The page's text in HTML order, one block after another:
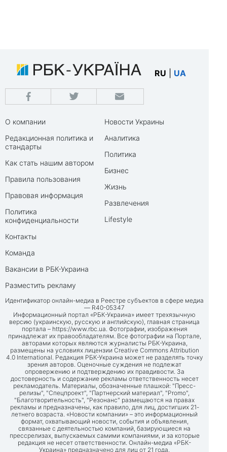
RU UA
О компании
Редакционная политика и
стандарты
Как стать нашим автором
Правила пользования
Правовая информация
Политика
конфиденциальности
Контакты
Команда
Вакансии в РБК-Украина
Разместить рекламу
Новости Украины
Аналитика
Политика
Бизнес
Жизнь
Развлечения
Lifestyle
Идентификатор онлайн-медиа в Реестре субъектов в сфере медиа
— R40-05347
Информационный портал «РБК-Украина» имеет трехязычную
версию (украинскую, русскую и английскую), главная страница
портала – https://www.rbc.ua. Фотографии, изображения
принадлежат их правообладателям. Все фотографии на Портале,
авторами которых являются журналисты РБК-Украина,
размещены на условиях лицензии Creative Commons Attribution
4.0 International. Редакция РБК-Украина может не разделять точку
зрения авторов. Оценочные суждения не подлежат
опровержению и подтверждению их правдивости. За
достоверность и содержание рекламы ответственность несет
рекламодатель. Материалы, обозначенные плашкой: "Пресс-
релизы", "Спецпроект", "Партнерский материал", "Promo",
"Благотворительность", "Резонанс" размещаются на правах
рекламы и предназначены, как правило, для лиц, достигших 21-
летнего возраста. «Новости компании» – это информационный
формат, охватывающий новости, события и объявления,
связанные с деятельностью компаний, базирующиеся на
прессрелизах, выпускаемых самими компаниями, и за которые
редакция не несет ответственности. Онлайн-медиа «РБК-
Украина» предназначено для лиц от 21 года.